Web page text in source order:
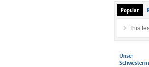
Popular
This